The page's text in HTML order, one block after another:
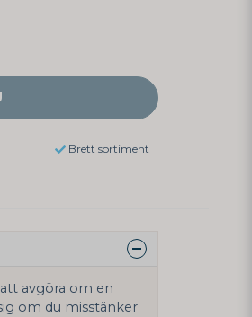
Brett sortiment
avgöra om en
om du misstänker